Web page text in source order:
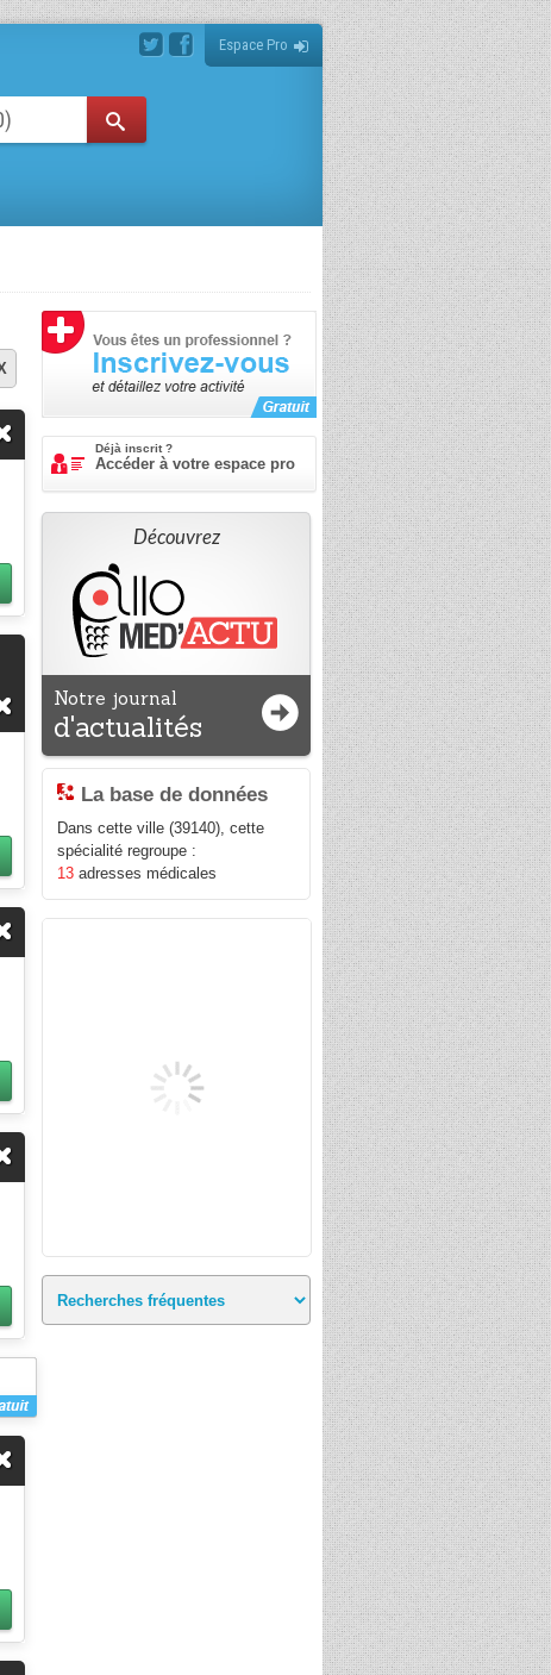
Espace Pro
Déjà inscrit ?
Accéder à votre espace pro
Découvrez
Notre journal
d'actualités
La base de données
Dans cette ville (39140), cette
spécialité regroupe :
13 adresses médicales